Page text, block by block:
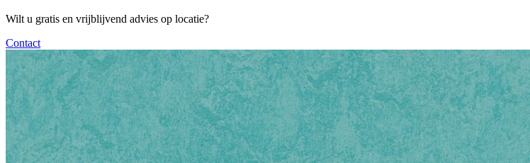
Wilt u gratis en vrijblijvend advies op locatie?
Contact